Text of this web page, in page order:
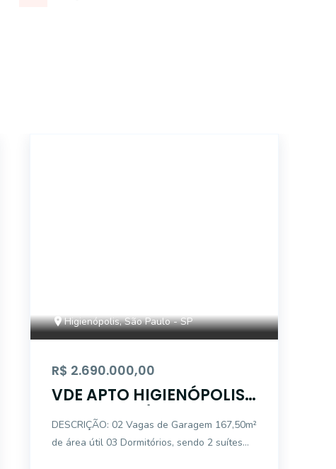
Higienópolis, São Paulo - SP
R$ 2.690.000,00
VDE APTO HIGIENÓPOLIS
167,50 M2 A/U 3 DORM 2
GARS
DESCRIÇÃO: 02 Vagas de Garagem 167,50m²
de área útil 03 Dormitórios, sendo 2 suítes